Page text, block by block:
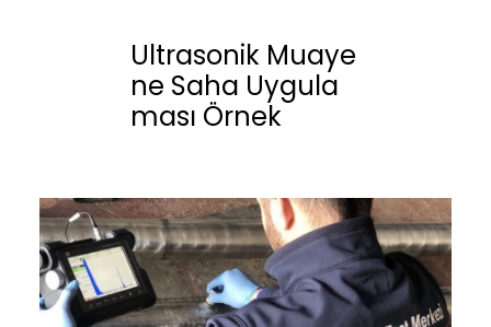
Ultrasonik Muaye
ne Saha Uygula
ması Örnek